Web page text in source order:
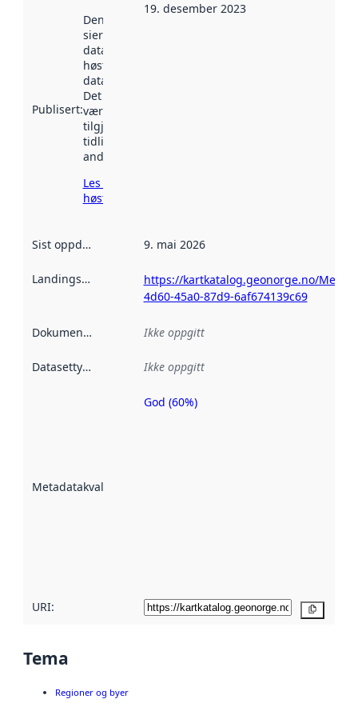
Publisert:
Denne datoen
sier når
datasettet ble
høstet av
data.norge.no.
Det kan ha
vært
tilgjengelig
tidligere
andre steder.
Les mer om
høsting her
19. desember 2023
Sist oppdatert 9. mai 2026
Landingsside
https://kartkatalog.geonorge.no/
4d60-45a0-87d9-6af674139c69
Dokumentasjon Ikke oppgitt
Datasettype Ikke oppgitt
Metadatakvalitet
Metadatakvalitet
God (60%)
URI:
Tema
Regioner og byer